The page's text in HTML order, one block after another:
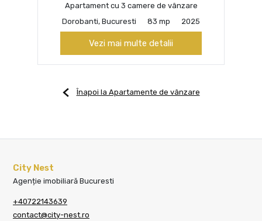
Apartament cu 3 camere de vânzare
Dorobanti, Bucuresti
83 mp 2025
Vezi mai multe detalii
Înapoi la Apartamente de vânzare
City Nest
Agenție imobiliară Bucuresti
+40722143639
contact@city-nest.ro